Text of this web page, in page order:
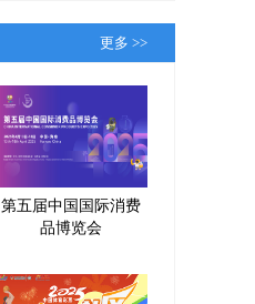
更多 >>
第五届中国国际消费
品博览会